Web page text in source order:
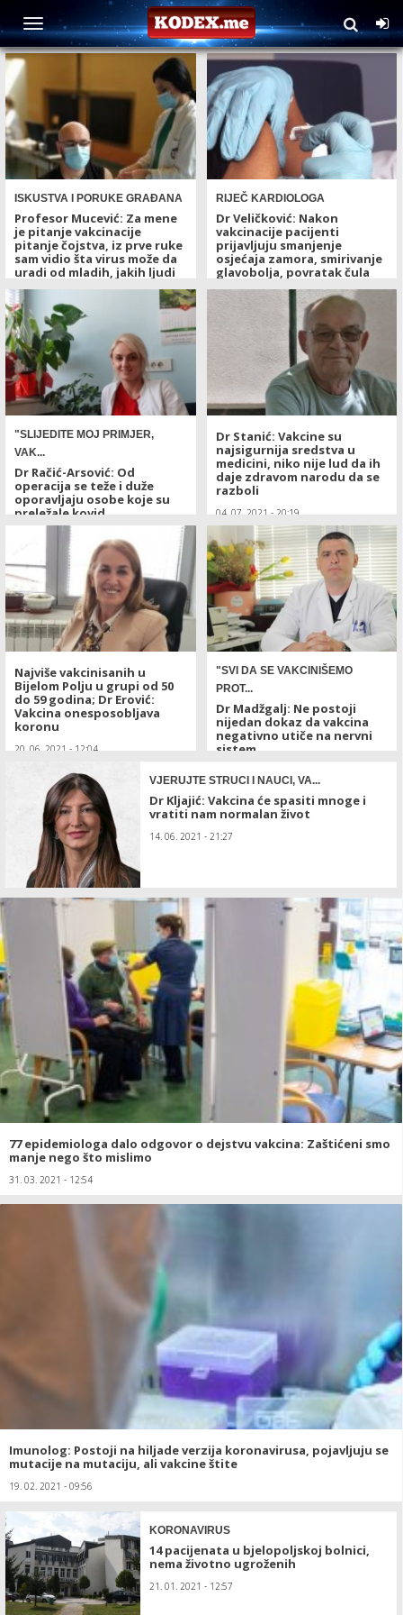
TAG: kovid 19
ISKUSTVA I PORUKE GRAĐANA
Profesor Mucević: Za mene
je pitanje vakcinacije
pitanje čojstva, iz prve ruke
sam vidio šta virus može da
uradi od mladih, jakih ljudi
15. 07. 2021 - 21:36
RIJEČ KARDIOLOGA
Dr Veličković: Nakon
vakcinacije pacijenti
prijavljuju smanjenje
osjećaja zamora, smirivanje
glavobolja, povratak čula
mirisa i ukusa, prestanak
opadanja kose...
"SLIJEDITE MOJ PRIMJER,
VAK...
Dr Račić-Arsović: Od
operacija se teže i duže
oporavljaju osobe koje su
preležale kovid
Dr Stanić: Vakcine su
najsigurnija sredstva u
medicini, niko nije lud da ih
daje zdravom narodu da se
razboli
04. 07. 2021 - 20:19
Najviše vakcinisanih u
Bijelom Polju u grupi od 50
do 59 godina; Dr Erović:
Vakcina onesposobljava
koronu
20. 06. 2021 - 12:04
"SVI DA SE VAKCINIŠEMO
PROT...
Dr Madžgalj: Ne postoji
nijedan dokaz da vakcina
negativno utiče na nervni
sistem
VJERUJTE STRUCI I NAUCI, VA...
Dr Kljajić: Vakcina će spasiti mnoge i
vratiti nam normalan život
14. 06. 2021 - 21:27
77 epidemiologa dalo odgovor o dejstvu vakcina: Zaštićeni smo
manje nego što mislimo
31. 03. 2021 - 12:54
Imunolog: Postoji na hiljade verzija koronavirusa, pojavljuju se
mutacije na mutaciju, ali vakcine štite
19. 02. 2021 - 09:56
KORONAVIRUS
14 pacijenata u bjelopoljskoj bolnici,
nema životno ugroženih
21. 01. 2021 - 12:57